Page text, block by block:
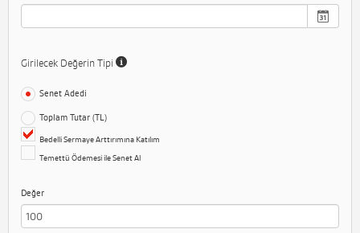
Girilecek Değerin Tipi
Senet Adedi
Toplam Tutar (TL)
Bedelli Sermaye Arttırımına Katılım
Temettü Ödemesi ile Senet Al
Değer